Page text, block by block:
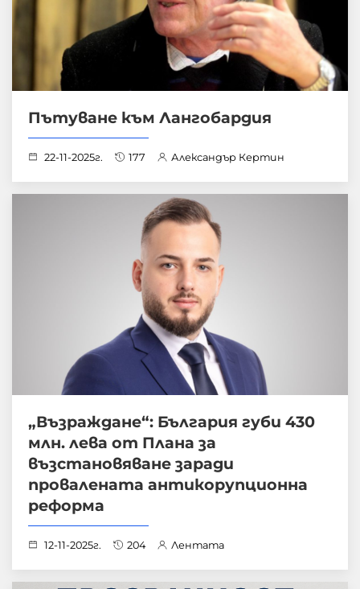
Пътуване към Лангобардия
22-11-2025г. 177 Александър Кертин
„Възраждане“: България губи 430
млн. лева от Плана за
възстановяване заради
провалената антикорупционна
реформа
12-11-2025г. 204 Лентата